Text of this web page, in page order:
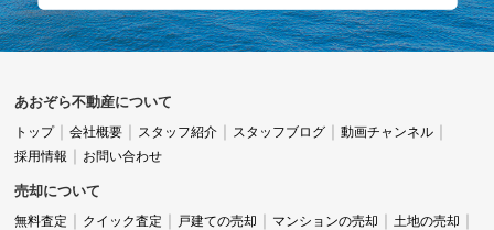
あおぞら不動産について
トップ 会社概要 スタッフ紹介 スタッフブログ
動画チャンネル
採用情報
お問い合わせ
売却について
無料査定 クイック査定 戸建ての売却 マンションの売却
土地の売却